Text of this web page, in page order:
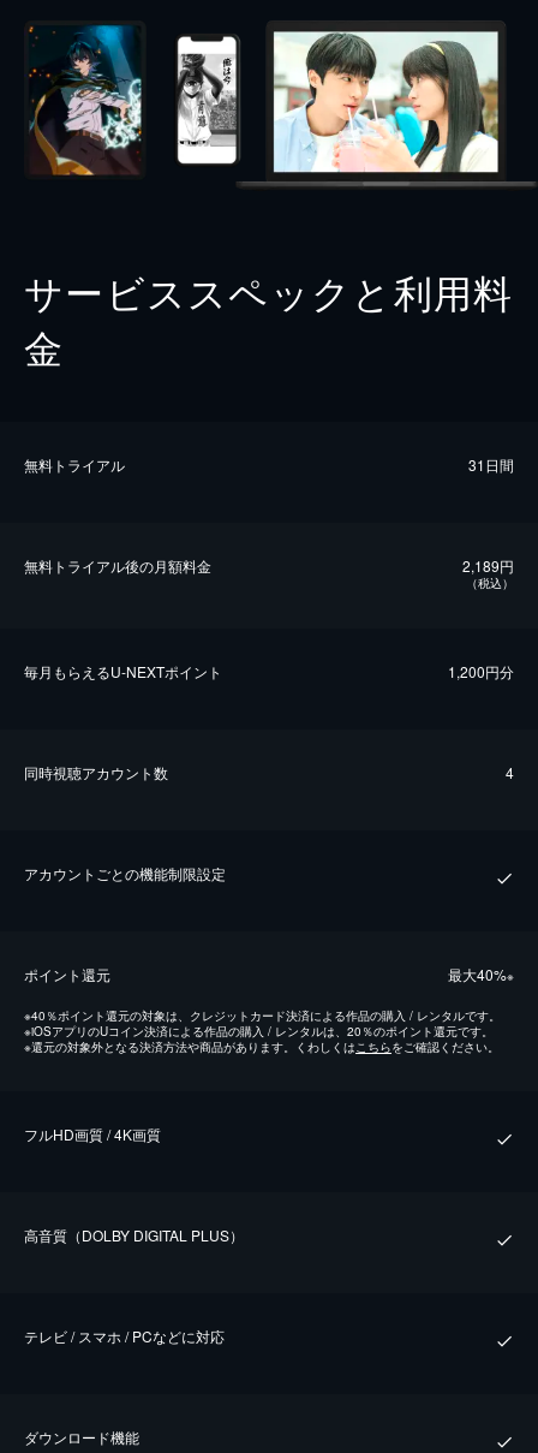
サービススペックと利用料
金
無料トライアル 31日間
無料トライアル後の⽉額料金 2,189円
（税込）
毎⽉もらえるU-NEXTポイント 1,200円分
同時視聴アカウント数 4
アカウントごとの機能制限設定
ポイント還元 最⼤40%※
※40％ポイント還元の対象は、クレジットカード決済による作品の購入 / レンタルです。
※iOSアプリのUコイン決済による作品の購入 / レンタルは、20％のポイント還元です。
※還元の対象外となる決済方法や商品があります。くわしくはこちらをご確認ください。
フルHD画質 / 4K画質
⾼⾳質（DOLBY DIGITAL PLUS）
テレビ / スマホ / PCなどに対応
ダウンロード機能